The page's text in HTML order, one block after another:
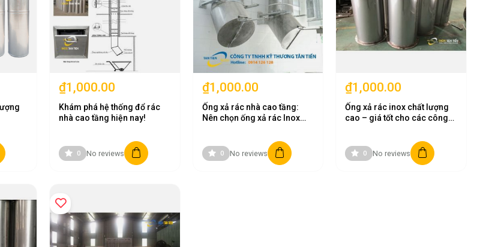
₫1,000.00
Khám phá hệ thống đổ rác
nhà cao tầng hiện nay!
0 No reviews
₫1,000.00
Ống xả rác nhà cao tầng:
Nên chọn ống xả rác Inox
0 No reviews
₫1,000.00
Ống xả rác inox chất lượng
cao – giá tốt cho các công
0 No reviews